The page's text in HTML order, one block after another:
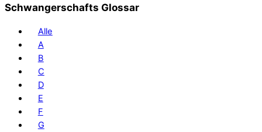
Schwangerschafts Glossar
Alle
A
B
C
D
E
F
G